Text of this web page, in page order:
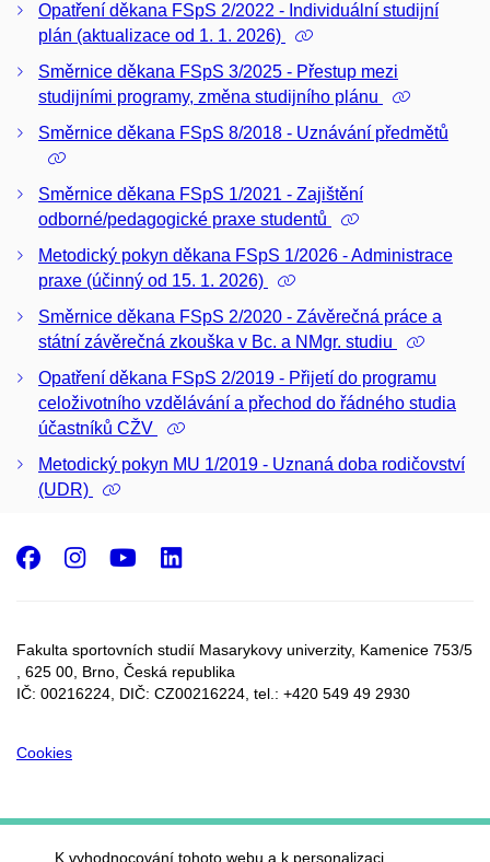
Opatření děkana FSpS 2/2022 - Individuální studijní
plán (aktualizace od 1. 1. 2026)
Směrnice děkana FSpS 3/2025 - Přestup mezi
studijními programy, změna studijního plánu
Směrnice děkana FSpS 8/2018 - Uznávání předmětů
Směrnice děkana FSpS 1/2021 - Zajištění
odborné/pedagogické praxe studentů
Metodický pokyn děkana FSpS 1/2026 - Administrace
praxe (účinný od 15. 1. 2026)
Směrnice děkana FSpS 2/2020 - Závěrečná práce a
státní závěrečná zkouška v Bc. a NMgr. studiu
Opatření děkana FSpS 2/2019 - Přijetí do programu
celoživotního vzdělávání a přechod do řádného studia
účastníků CŽV
Metodický pokyn MU 1/2019 - Uznaná doba rodičovství
(UDR)
Fakulta sportovních studií Masarykovy univerzity, Kamenice 753/5​
, 625 00, Brno, Česká republika
IČ: 00216224, DIČ: CZ00216224, tel.: +420 549 49 2930
Cookies
Facebook
Instagram
Youtube
K vyhodnocování tohoto webu a k personalizaci